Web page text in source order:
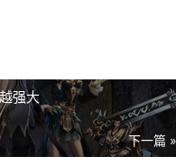
强大
下一篇 »